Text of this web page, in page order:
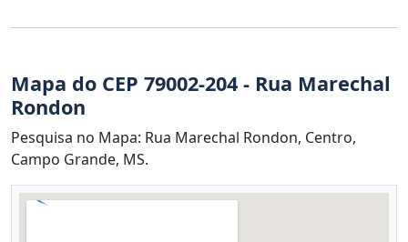
Mapa do CEP 79002-204 - Rua Marechal
Rondon
Pesquisa no Mapa: Rua Marechal Rondon, Centro,
Campo Grande, MS.